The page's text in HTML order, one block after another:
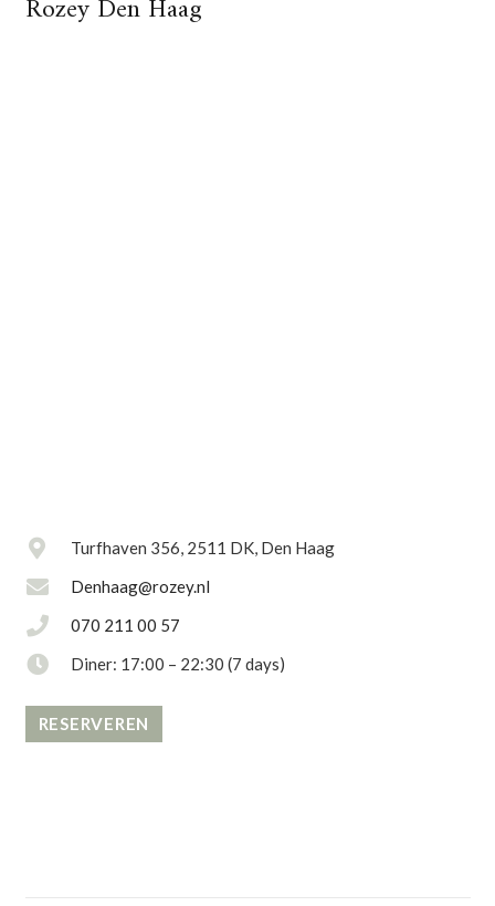
Rozey Den Haag
Turfhaven 356, 2511 DK, Den Haag
Denhaag@rozey.nl
070 211 00 57
Diner: 17:00 – 22:30 (7 days)
RESERVEREN